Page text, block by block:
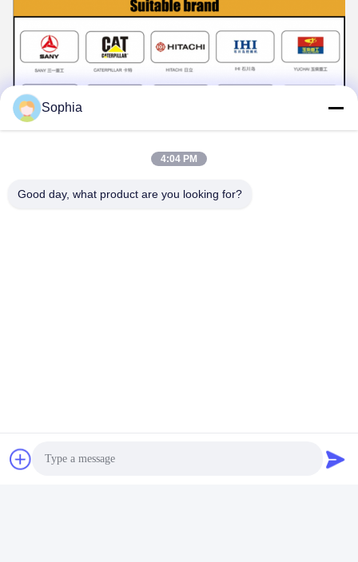
Sophia
4:04 PM
Good day, what product are you looking for?